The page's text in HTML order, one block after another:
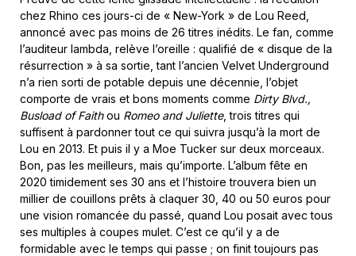
chez Rhino ces jours-ci de « New-York » de Lou Reed,
annoncé avec pas moins de 26 titres inédits. Le fan, comme
l’auditeur lambda, relève l’oreille : qualifié de « disque de la
résurrection » à sa sortie, tant l’ancien Velvet Underground
n’a rien sorti de potable depuis une décennie, l’objet
comporte de vrais et bons moments comme Dirty Blvd.,
Busload of Faithou Romeo and Juliette, trois titres qui
suffisent à pardonner tout ce qui suivra jusqu’à la mort de
Lou en 2013. Et puis il y a Moe Tucker sur deux morceaux.
Bon, pas les meilleurs, mais qu’importe. L’album fête en
2020 timidement ses 30 ans et l’histoire trouvera bien un
millier de couillons prêts à claquer 30, 40 ou 50 euros pour
une vision romancée du passé, quand Lou posait avec tous
ses multiples à coupes mulet. C’est ce qu’il y a de
formidable avec le temps qui passe ; on finit toujours pas